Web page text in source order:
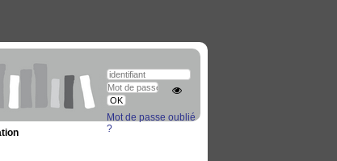
Mot de passe oublié
?